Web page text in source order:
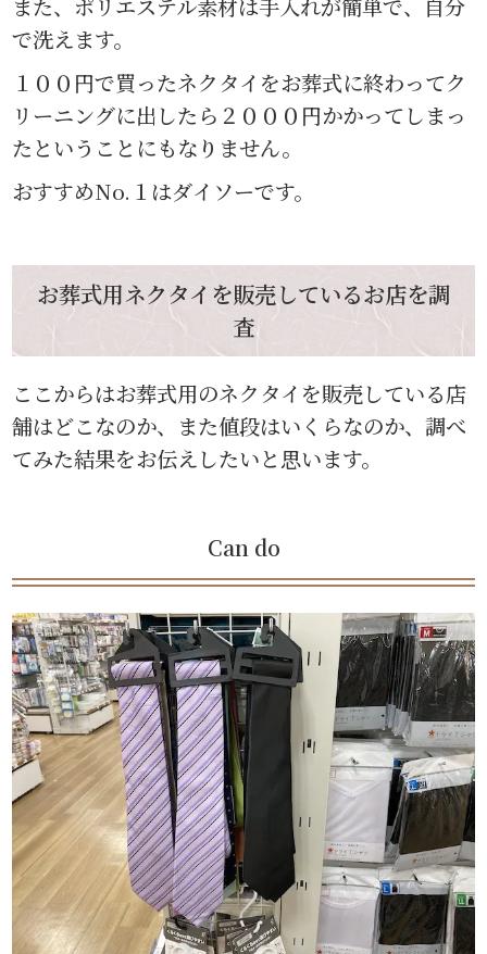
で洗えます。
１００円で買ったネクタイをお葬式に終わってク
リーニングに出したら２０００円かかってしまっ
たということにもなりません。
おすすめNo.１はダイソーです。
お葬式用ネクタイを販売しているお店を調
査
ここからはお葬式用のネクタイを販売している店
舗はどこなのか、また値段はいくらなのか、調べ
てみた結果をお伝えしたいと思います。
Can do